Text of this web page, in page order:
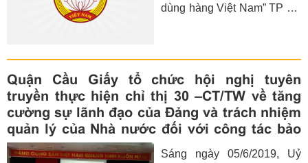
Nam ưu tiên dùng hàng Việt
dùng hàng Việt Nam” TP Hà
năm 2019, Ban chỉ đạo
Cuộc vận động (CVĐ)
“Người Việt Nam ưu tiên
dùng hàng Việt Nam” huyện
đã triển khai thực hiện tốt
công tác tuyên truyền, vận
động các tầng lớp Nhân dân
Quận Cầu Giấy tổ chức hội nghị tuyên
truyền thực hiện chỉ thị 30 –CT/TW về tăng
cường sự lãnh đạo của Đảng và trách nhiệm
quản lý của Nhà nước đối với công tác bảo
vệ quyền lợi của Người tiêu dùng.
Sáng ngày 05/6/2019, Uỷ